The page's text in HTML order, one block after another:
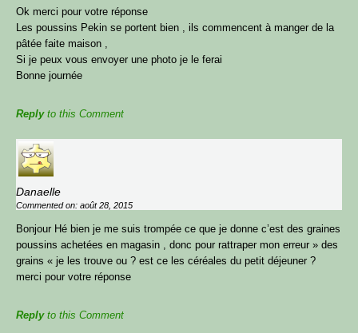
Ok merci pour votre réponse
Les poussins Pekin se portent bien , ils commencent à manger de la
pâtée faite maison ,
Si je peux vous envoyer une photo je le ferai
Bonne journée
Replyto this Comment
Danaelle
Commented on: août 28, 2015
Bonjour Hé bien je me suis trompée ce que je donne c’est des graines
poussins achetées en magasin , donc pour rattraper mon erreur » des
grains « je les trouve ou ? est ce les céréales du petit déjeuner ?
merci pour votre réponse
Replyto this Comment